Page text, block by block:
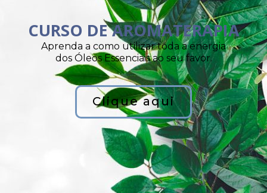
CURSO DE AROMATERAPIA
Aprenda a como utilizar toda a energia
dos Óleos Essenciais ao seu favor.
Clique aqui